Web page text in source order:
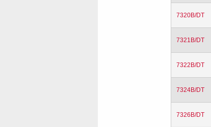
7320B/DT
7321B/DT
7322B/DT
7324B/DT
7326B/DT